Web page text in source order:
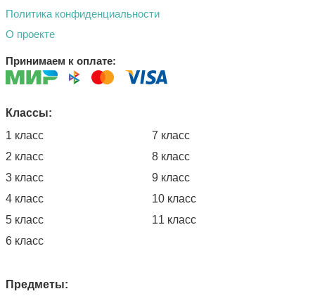
Политика конфиденциальности
О проекте
Принимаем к оплате:
Классы:
1 класс
2 класс
3 класс
4 класс
5 класс
6 класс
7 класс
8 класс
9 класс
10 класс
11 класс
Предметы: